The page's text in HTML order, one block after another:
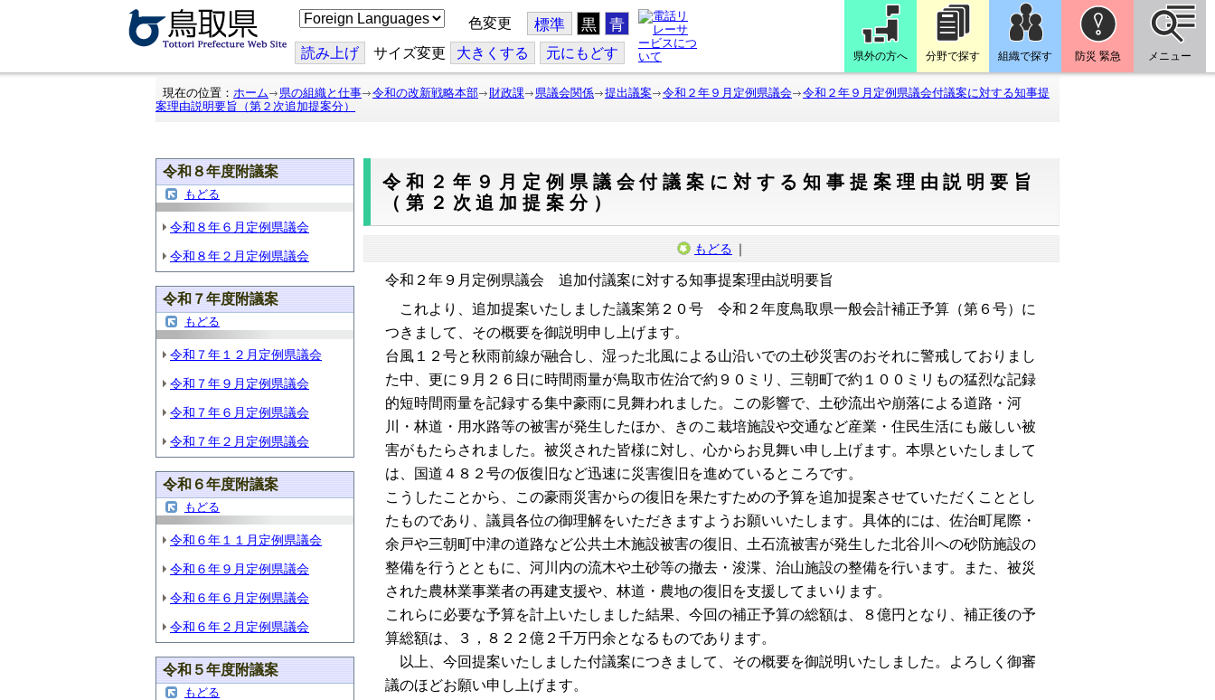
こ
の
ジ
を
翻
訳
色変更 標準 黒 青
読み上げ サイズ変更 大きくする 元にもどす 県外の方へ 分野で探す 組織で探す 防災 緊急 メニュー
現在の位置： ホーム 県の組織と仕事 令和の改新戦略本部 財政課 県議会関係 提出議案 令和２年９月定例県議会
令和２年９月定例県議会付議案に対する知事提
案理由説明要旨（第２次追加提案分）
令和８年度附議案
もどる
令和８年６月定例県議会
令和８年２月定例県議会
令和７年度附議案
もどる
令和７年１２月定例県議会
令和７年９月定例県議会
令和７年６月定例県議会
令和７年２月定例県議会
令和６年度附議案
もどる
令和６年１１月定例県議会
令和６年９月定例県議会
令和６年６月定例県議会
令和６年２月定例県議会
令和５年度附議案
もどる
令和２年９月定例県議会付議案に対する知事提案理由説明要旨
（第２次追加提案分）
もどる ｜
令和２年９月定例県議会 追加付議案に対する知事提案理由説明要旨
これより、追加提案いたしました議案第２０号 令和２年度鳥取県一般会計補正予算（第６号）に
つきまして、その概要を御説明申し上げます。
台風１２号と秋雨前線が融合し、湿った北風による山沿いでの土砂災害のおそれに警戒しておりまし
た中、更に９月２６日に時間雨量が鳥取市佐治で約９０ミリ、三朝町で約１００ミリもの猛烈な記録
的短時間雨量を記録する集中豪雨に見舞われました。この影響で、土砂流出や崩落による道路・河
川・林道・用水路等の被害が発生したほか、きのこ栽培施設や交通など産業・住民生活にも厳しい被
害がもたらされました。被災された皆様に対し、心からお見舞い申し上げます。本県といたしまして
は、国道４８２号の仮復旧など迅速に災害復旧を進めているところです。
こうしたことから、この豪雨災害からの復旧を果たすための予算を追加提案させていただくこととし
たものであり、議員各位の御理解をいただきますようお願いいたします。具体的には、佐治町尾際・
余戸や三朝町中津の道路など公共土木施設被害の復旧、土石流被害が発生した北谷川への砂防施設の
整備を行うとともに、河川内の流木や土砂等の撤去・浚渫、治山施設の整備を行います。また、被災
された農林業事業者の再建支援や、林道・農地の復旧を支援してまいります。
これらに必要な予算を計上いたしました結果、今回の補正予算の総額は、８億円となり、補正後の予
算総額は、３，８２２億２千万円余となるものであります。
以上、今回提案いたしました付議案につきまして、その概要を御説明いたしました。よろしく御審
議のほどお願い申し上げます。